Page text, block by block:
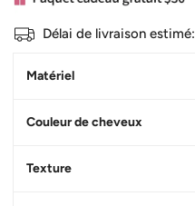
Délai de livraison estimé:
Matériel
Couleur de cheveux
Texture